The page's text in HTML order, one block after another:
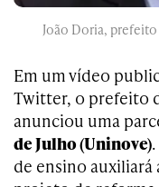
João Doria,
Em um vídeo
Twitter, o prefeito
anunciou uma
de Julho (Uninove)
de ensino